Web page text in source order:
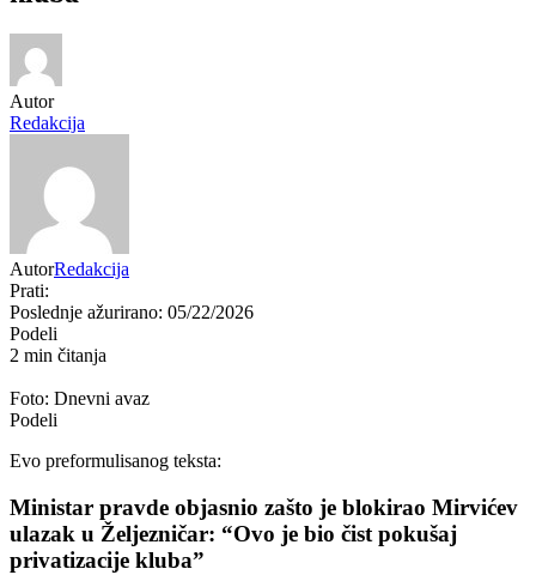
Autor
Redakcija
AutorRedakcija
Prati:
Poslednje ažurirano: 05/22/2026
Podeli
2 min čitanja
Foto: Dnevni avaz
Podeli
Evo preformulisanog teksta:
Ministar pravde objasnio zašto je blokirao Mirvićev
ulazak u Željezničar: “Ovo je bio čist pokušaj
privatizacije kluba”